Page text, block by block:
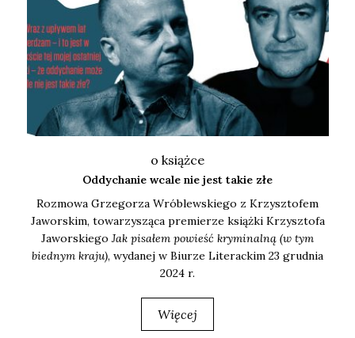
o książce
Oddychanie wcale nie jest takie złe
Roz­mo­wa Grze­go­rza Wró­blew­skie­go z Krzysz­to­fem
Jawor­skim, towa­rzy­szą­ca pre­mie­rze książ­ki Krzysz­to­fa
Jawor­skie­go Jak pisa­łem powieść kry­mi­nal­ną (w tym
bied­nym kra­ju), wyda­nej w Biu­rze Lite­rac­kim 23 grud­nia
2024 r.
Więcej